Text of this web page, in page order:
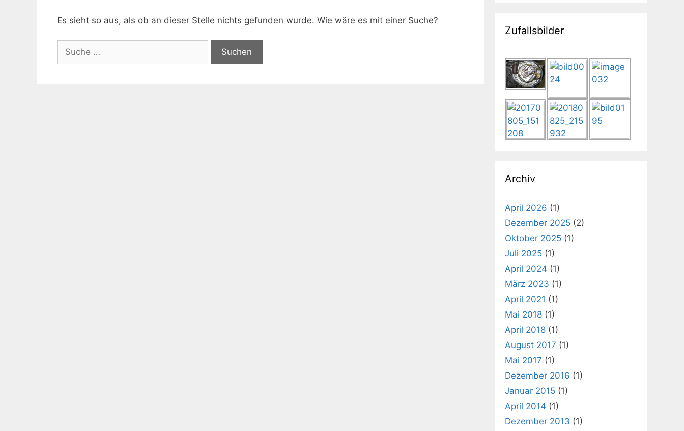
Es sieht so aus, als ob an dieser Stelle nichts gefunden wurde. Wie wäre es mit einer Suche?
nach:
Zufallsbilder
Archiv
April 2026 (1)
Dezember 2025 (2)
Oktober 2025 (1)
Juli 2025 (1)
April 2024 (1)
März 2023 (1)
April 2021 (1)
Mai 2018 (1)
April 2018 (1)
August 2017 (1)
Mai 2017 (1)
Dezember 2016 (1)
Januar 2015 (1)
April 2014 (1)
Dezember 2013 (1)